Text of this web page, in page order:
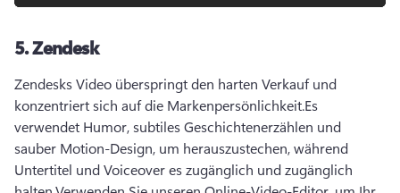
5.Zendesk
Zendesks Video überspringt den harten Verkauf und
konzentriert sich auf die Markenpersönlichkeit.Es
verwendet Humor, subtiles Geschichtenerzählen und
sauber Motion-Design, um herauszustechen, während
Untertitel und Voiceover es zugänglich und zugänglich